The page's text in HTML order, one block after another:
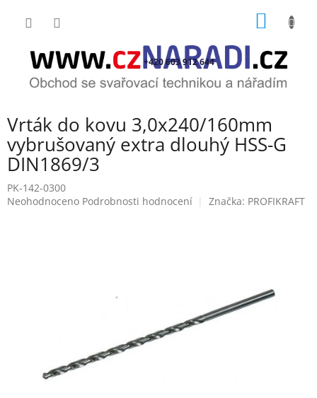
+420 603 912 644
Vrták do kovu 3,0x240/160mm
vybrušovaný extra dlouhý HSS-G
DIN1869/3
PK-142-0300
Průměrné
Neohodnoceno Podrobnosti hodnocení Značka: PROFIKRAFT